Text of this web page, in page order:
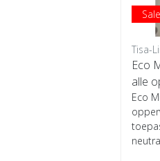
Sale
Tisa-
Eco
alle
Eco